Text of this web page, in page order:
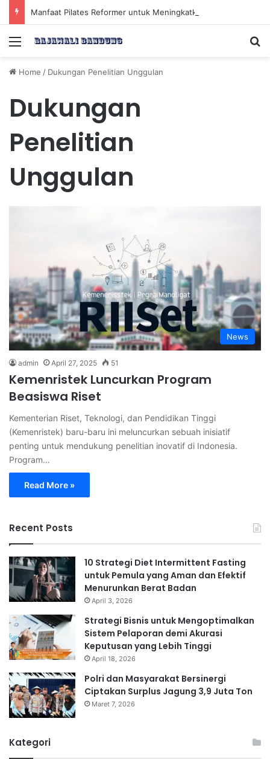
Menu
Home / Dukungan Penelitian Unggulan
Dukungan
Penelitian
Unggulan
News
admin April 27, 2025 51
Kemenristek Luncurkan Program
Beasiswa Riset
Kementerian Riset, Teknologi, dan Pendidikan Tinggi
(Kemenristek) baru-baru ini meluncurkan sebuah inisiatif
penting untuk mendukung penelitian inovatif di Indonesia.
Program…
Read More »
Recent Posts
10 Strategi Diet Intermittent Fasting
untuk Pemula yang Aman dan Efektif
Menurunkan Berat Badan
April 3, 2026
Strategi Bisnis untuk Mengoptimalkan
Sistem Pelaporan demi Akurasi
Keputusan yang Lebih Tinggi
April 18, 2026
Polri dan Masyarakat Bersinergi
Ciptakan Surplus Jagung 3,9 Juta Ton
Maret 7, 2026
Kategori